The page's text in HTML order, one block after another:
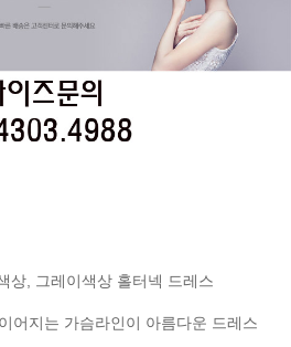
상, 그레이색상 홀터넥 드레스
어지는 가슴라인이 아름다운 드레스